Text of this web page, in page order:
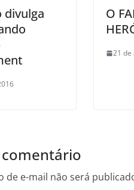
divulga
O
21 de
de e-mail não será